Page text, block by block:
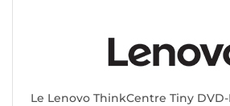
Le Lenovo ThinkCentre Tiny